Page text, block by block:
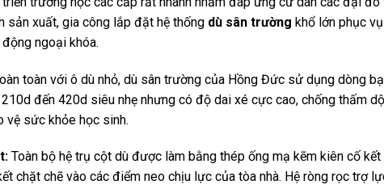
sản xuất, gia công lắp đặt hệ thống dù sân trường khổ lớn phục vụ
ngoại khóa.
toàn với ô dù nhỏ, dù sân trường của Hồng Đức sử dụng dòng
đến 420d siêu nhẹ nhưng có độ dai xé cực cao, chống thấm
vệ sức khỏe học sinh.
Toàn bộ hệ trụ cột dù được làm bằng thép ống mạ kẽm kiên cố kết
chặt chẽ vào các điểm neo chịu lực của tòa nhà. Hệ ròng rọc trợ